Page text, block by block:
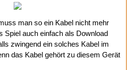
man so ein Kabel nicht mehr
Spiel auch einfach als Download
zwingend ein solches Kabel im
das Kabel gehört zu diesem Gerät